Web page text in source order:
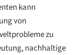
kann
von
zu
nachhaltige